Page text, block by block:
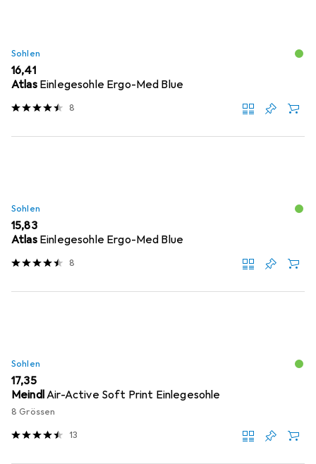
Sohlen
EUR
16,41
Atlas Einlegesohle Ergo-Med Blue
8
Sohlen
EUR
15,83
Atlas Einlegesohle Ergo-Med Blue
8
Sohlen
EUR
17,35
MeindlAir-Active Soft Print Einlegesohle
8 Grössen
13